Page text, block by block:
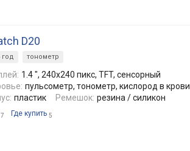
D20
год тонометр
1.4 ", 240x240 пикс, TFT, сенсорный
пульсометр, тонометр, кислород в крови
пластик Ремешок: резина / силикон
7 Где купить 5